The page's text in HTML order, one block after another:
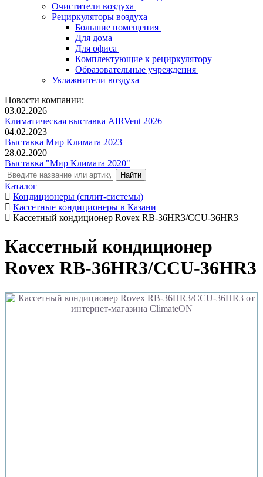
Очистители воздуха
Рециркуляторы воздуха
Большие помещения
Для дома
Для офиса
Комплектующие к рециркулятору
Образовательные учреждения
Увлажнители воздуха
Новости компании:
03.02.2026
Климатическая выставка AIRVent 2026
04.02.2023
Выставка Мир Климата 2023
28.02.2020
Выставка "Мир Климата 2020"
Каталог
Кондиционеры (сплит-системы)
Кассетные кондиционеры в Казани
Кассетный кондиционер Rovex RB-36HR3/CCU-36HR3
Кассетный кондиционер
Rovex RB-36HR3/CCU-36HR3